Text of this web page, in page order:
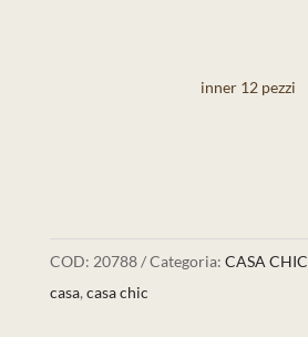
inner 12 pezzi
COD: 20788 Categoria: CASA CHIC
casa, casa chic